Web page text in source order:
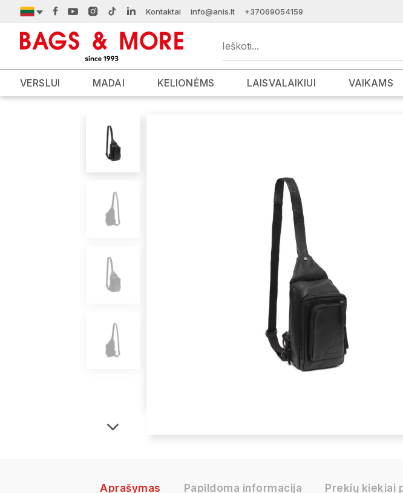
Kontaktai info@anis.lt +37069054159
VERSLUI MADAI KELIONĖMS LAISVALAIKIUI VAIKAMS
Aprašymas Papildoma informacija Prekių kiekiai